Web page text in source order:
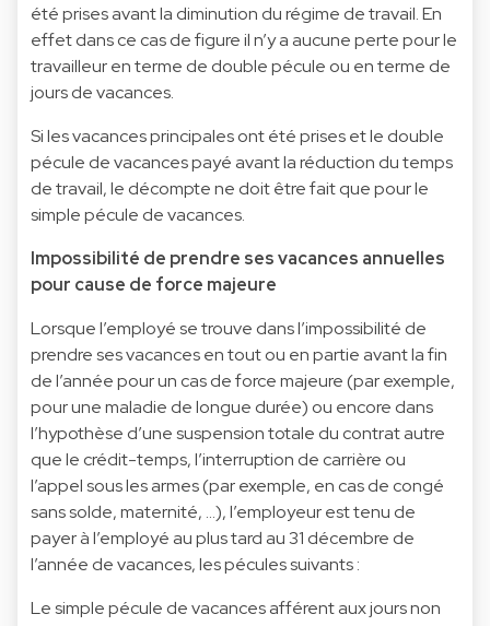
été prises avant la diminution du régime de travail. En
effet dans ce cas de figure il n’y a aucune perte pour le
travailleur en terme de double pécule ou en terme de
jours de vacances.
Si les vacances principales ont été prises et le double
pécule de vacances payé avant la réduction du temps
de travail, le décompte ne doit être fait que pour le
simple pécule de vacances.
Impossibilité de prendre ses vacances annuelles
pour cause de force majeure
Lorsque l’employé se trouve dans l’impossibilité de
prendre ses vacances en tout ou en partie avant la fin
de l’année pour un cas de force majeure (par exemple,
pour une maladie de longue durée) ou encore dans
l’hypothèse d’une suspension totale du contrat autre
que le crédit-temps, l’interruption de carrière ou
l’appel sous les armes (par exemple, en cas de congé
sans solde, maternité, …), l’employeur est tenu de
payer à l’employé au plus tard au 31 décembre de
l’année de vacances, les pécules suivants :
Le simple pécule de vacances afférent aux jours non